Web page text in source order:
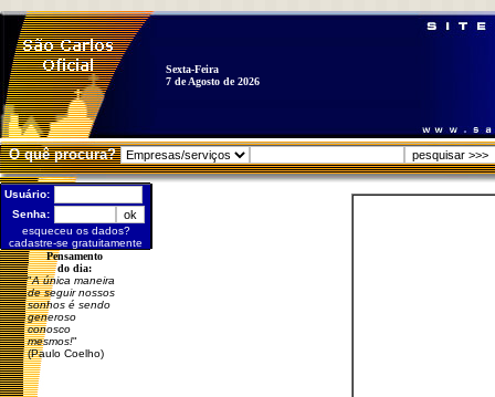
Sexta-Feira
7 de Agosto de 2026
O quê procura?
Usuário:
Senha:
esqueceu os dados?
cadastre-se gratuitamente
Pensamento
do dia:
"A única maneira
de seguir nossos
sonhos é sendo
generoso
conosco
mesmos!"
(Paulo Coelho)